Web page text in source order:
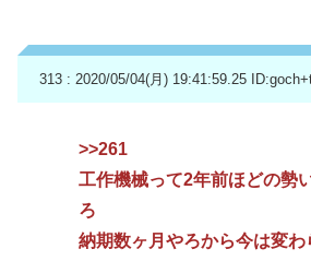
313 : 2020/05/04(月) 19:41:59.25
>>261
工作機械って2年前ほどの勢
ろ
納期数ヶ月やろから今は変